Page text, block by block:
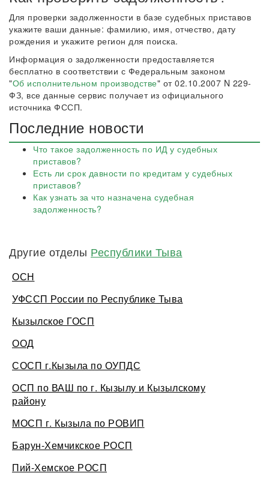
Для проверки задолженности в базе судебных приставов
укажите ваши данные: фамилию, имя, отчество, дату
рождения и укажите регион для поиска.
Информация о задолженности предоставляется
бесплатно в соответствии с Федеральным законом
"Об исполнительном производстве" от 02.10.2007 N 229-
ФЗ, все данные сервис получает из официального
источника ФССП.
Последние новости
Что такое задолженность по ИД у судебных
приставов?
Есть ли срок давности по кредитам у судебных
приставов?
Как узнать за что назначена судебная
задолженность?
Другие отделы Республики Тыва
ОСН
УФССП России по Республике Тыва
Кызылское ГОСП
ООД
СОСП г.Кызыла по ОУПДС
ОСП по ВАШ по г. Кызылу и Кызылскому
району
МОСП г. Кызыла по РОВИП
Барун-Хемчикское РОСП
Пий-Хемское РОСП